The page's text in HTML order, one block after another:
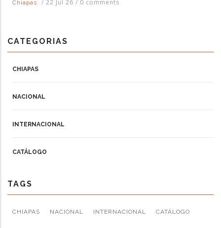
Chiapas
/ 22 Jul 26 / 0 comments
CATEGORIAS
CHIAPAS
NACIONAL
INTERNACIONAL
CATÁLOGO
TAGS
CHIAPAS NACIONAL INTERNACIONAL CATÁLOGO